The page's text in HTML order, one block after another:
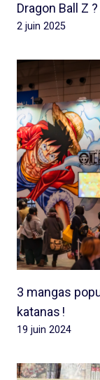
Dragon Ball Z ?
2 juin 2025
3 mangas
katanas !
19 juin 2024